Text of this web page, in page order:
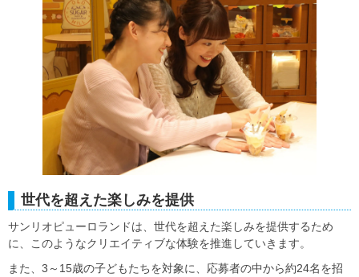
世代を超えた楽しみを提供
サンリオピューロランドは、世代を超えた楽しみを提供するため
に、このようなクリエイティブな体験を推進していきます。
また、3～15歳の子どもたちを対象に、応募者の中から約24名を招